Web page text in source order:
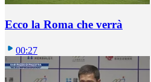
Ecco la Roma che verrà
00:27